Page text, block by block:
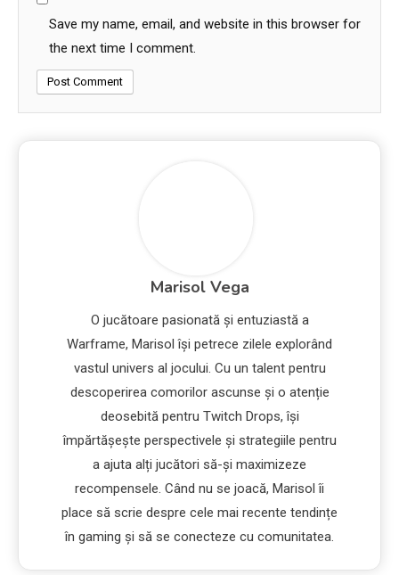
Save my name, email, and website in this browser for
the next time I comment.
Marisol Vega
O jucătoare pasionată și entuziastă a
Warframe, Marisol își petrece zilele explorând
vastul univers al jocului. Cu un talent pentru
descoperirea comorilor ascunse și o atenție
deosebită pentru Twitch Drops, își
împărtășește perspectivele și strategiile pentru
a ajuta alți jucători să-și maximizeze
recompensele. Când nu se joacă, Marisol îi
place să scrie despre cele mai recente tendințe
în gaming și să se conecteze cu comunitatea.